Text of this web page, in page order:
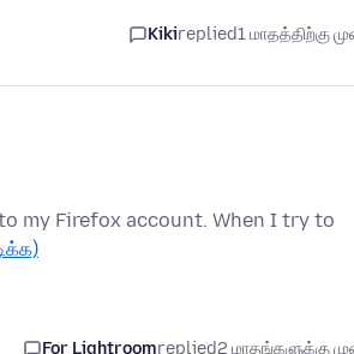
Kikireplied1 மாதத்திற்கு
my Firefox account. When I try to
For Lightroomreplied2 மாதங்களுக்கு